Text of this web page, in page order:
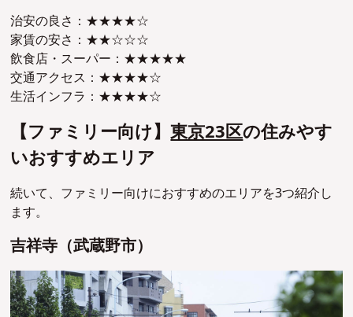
治安の良さ：★★★★☆
家賃の安さ：★★☆☆☆
飲食店・スーパー：★★★★★
交通アクセス：★★★★☆
生活インフラ：★★★★☆
【ファミリー向け】東京23区の住みやす
いおすすめエリア
続いて、ファミリー向けにおすすめのエリアを3つ紹介し
ます。
吉祥寺（武蔵野市）